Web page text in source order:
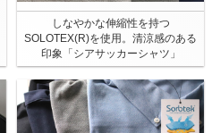
しなやかな伸縮性を持つ
SOLOTEX(R)を使用。清涼感のある
印象「シアサッカーシャツ」